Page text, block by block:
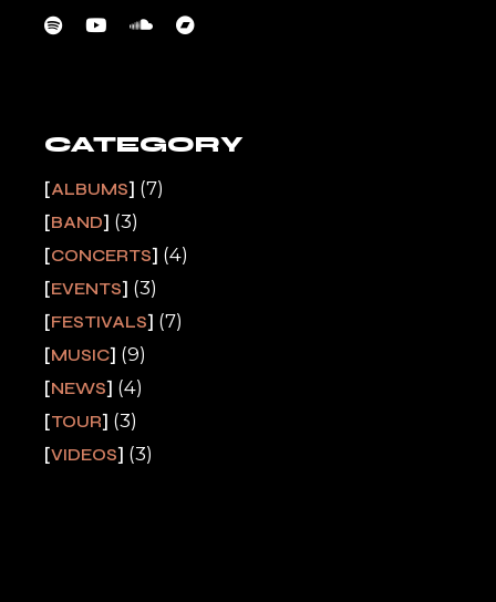
CATEGORY
ALBUMS (7)
BAND (3)
CONCERTS (4)
EVENTS (3)
FESTIVALS (7)
MUSIC (9)
NEWS (4)
TOUR (3)
VIDEOS (3)